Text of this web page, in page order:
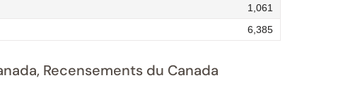
1,061
6,385
Recensements du Canada